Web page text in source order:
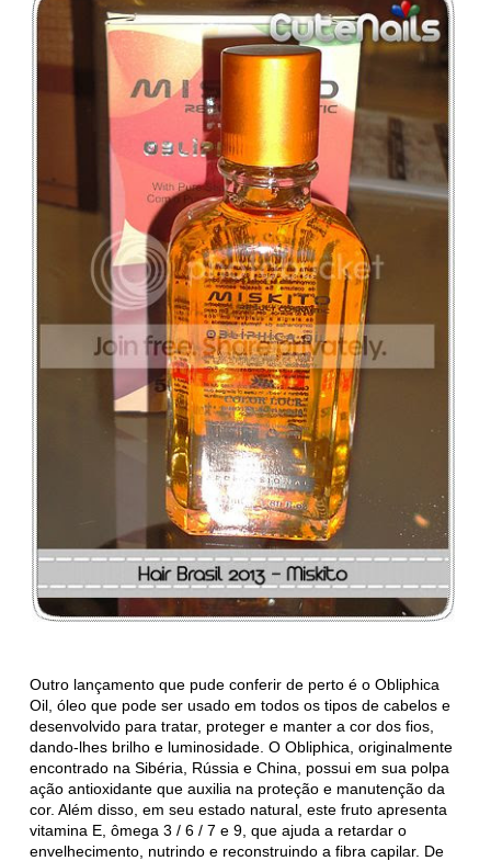
Outro lançamento que pude conferir de perto é o Obliphica
Oil, óleo que pode ser usado em todos os tipos de cabelos e
desenvolvido para tratar, proteger e manter a cor dos fios,
dando-lhes brilho e luminosidade. O Obliphica, originalmente
encontrado na Sibéria, Rússia e China, possui em sua polpa
ação antioxidante que auxilia na proteção e manutenção da
cor. Além disso, em seu estado natural, este fruto apresenta
vitamina E, ômega 3 / 6 / 7 e 9, que ajuda a retardar o
envelhecimento, nutrindo e reconstruindo a fibra capilar. De